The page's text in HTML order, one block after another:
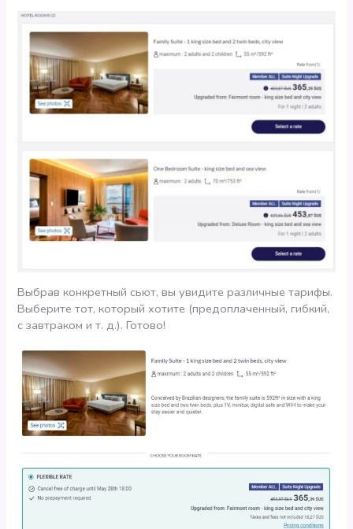
Выбрав конкретный сьют, вы увидите различные тарифы.
Выберите тот, который хотите (предоплаченный, гибкий,
с завтраком и т. д.). Готово!